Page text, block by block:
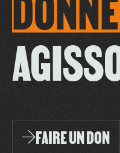
FAIRE UN DON